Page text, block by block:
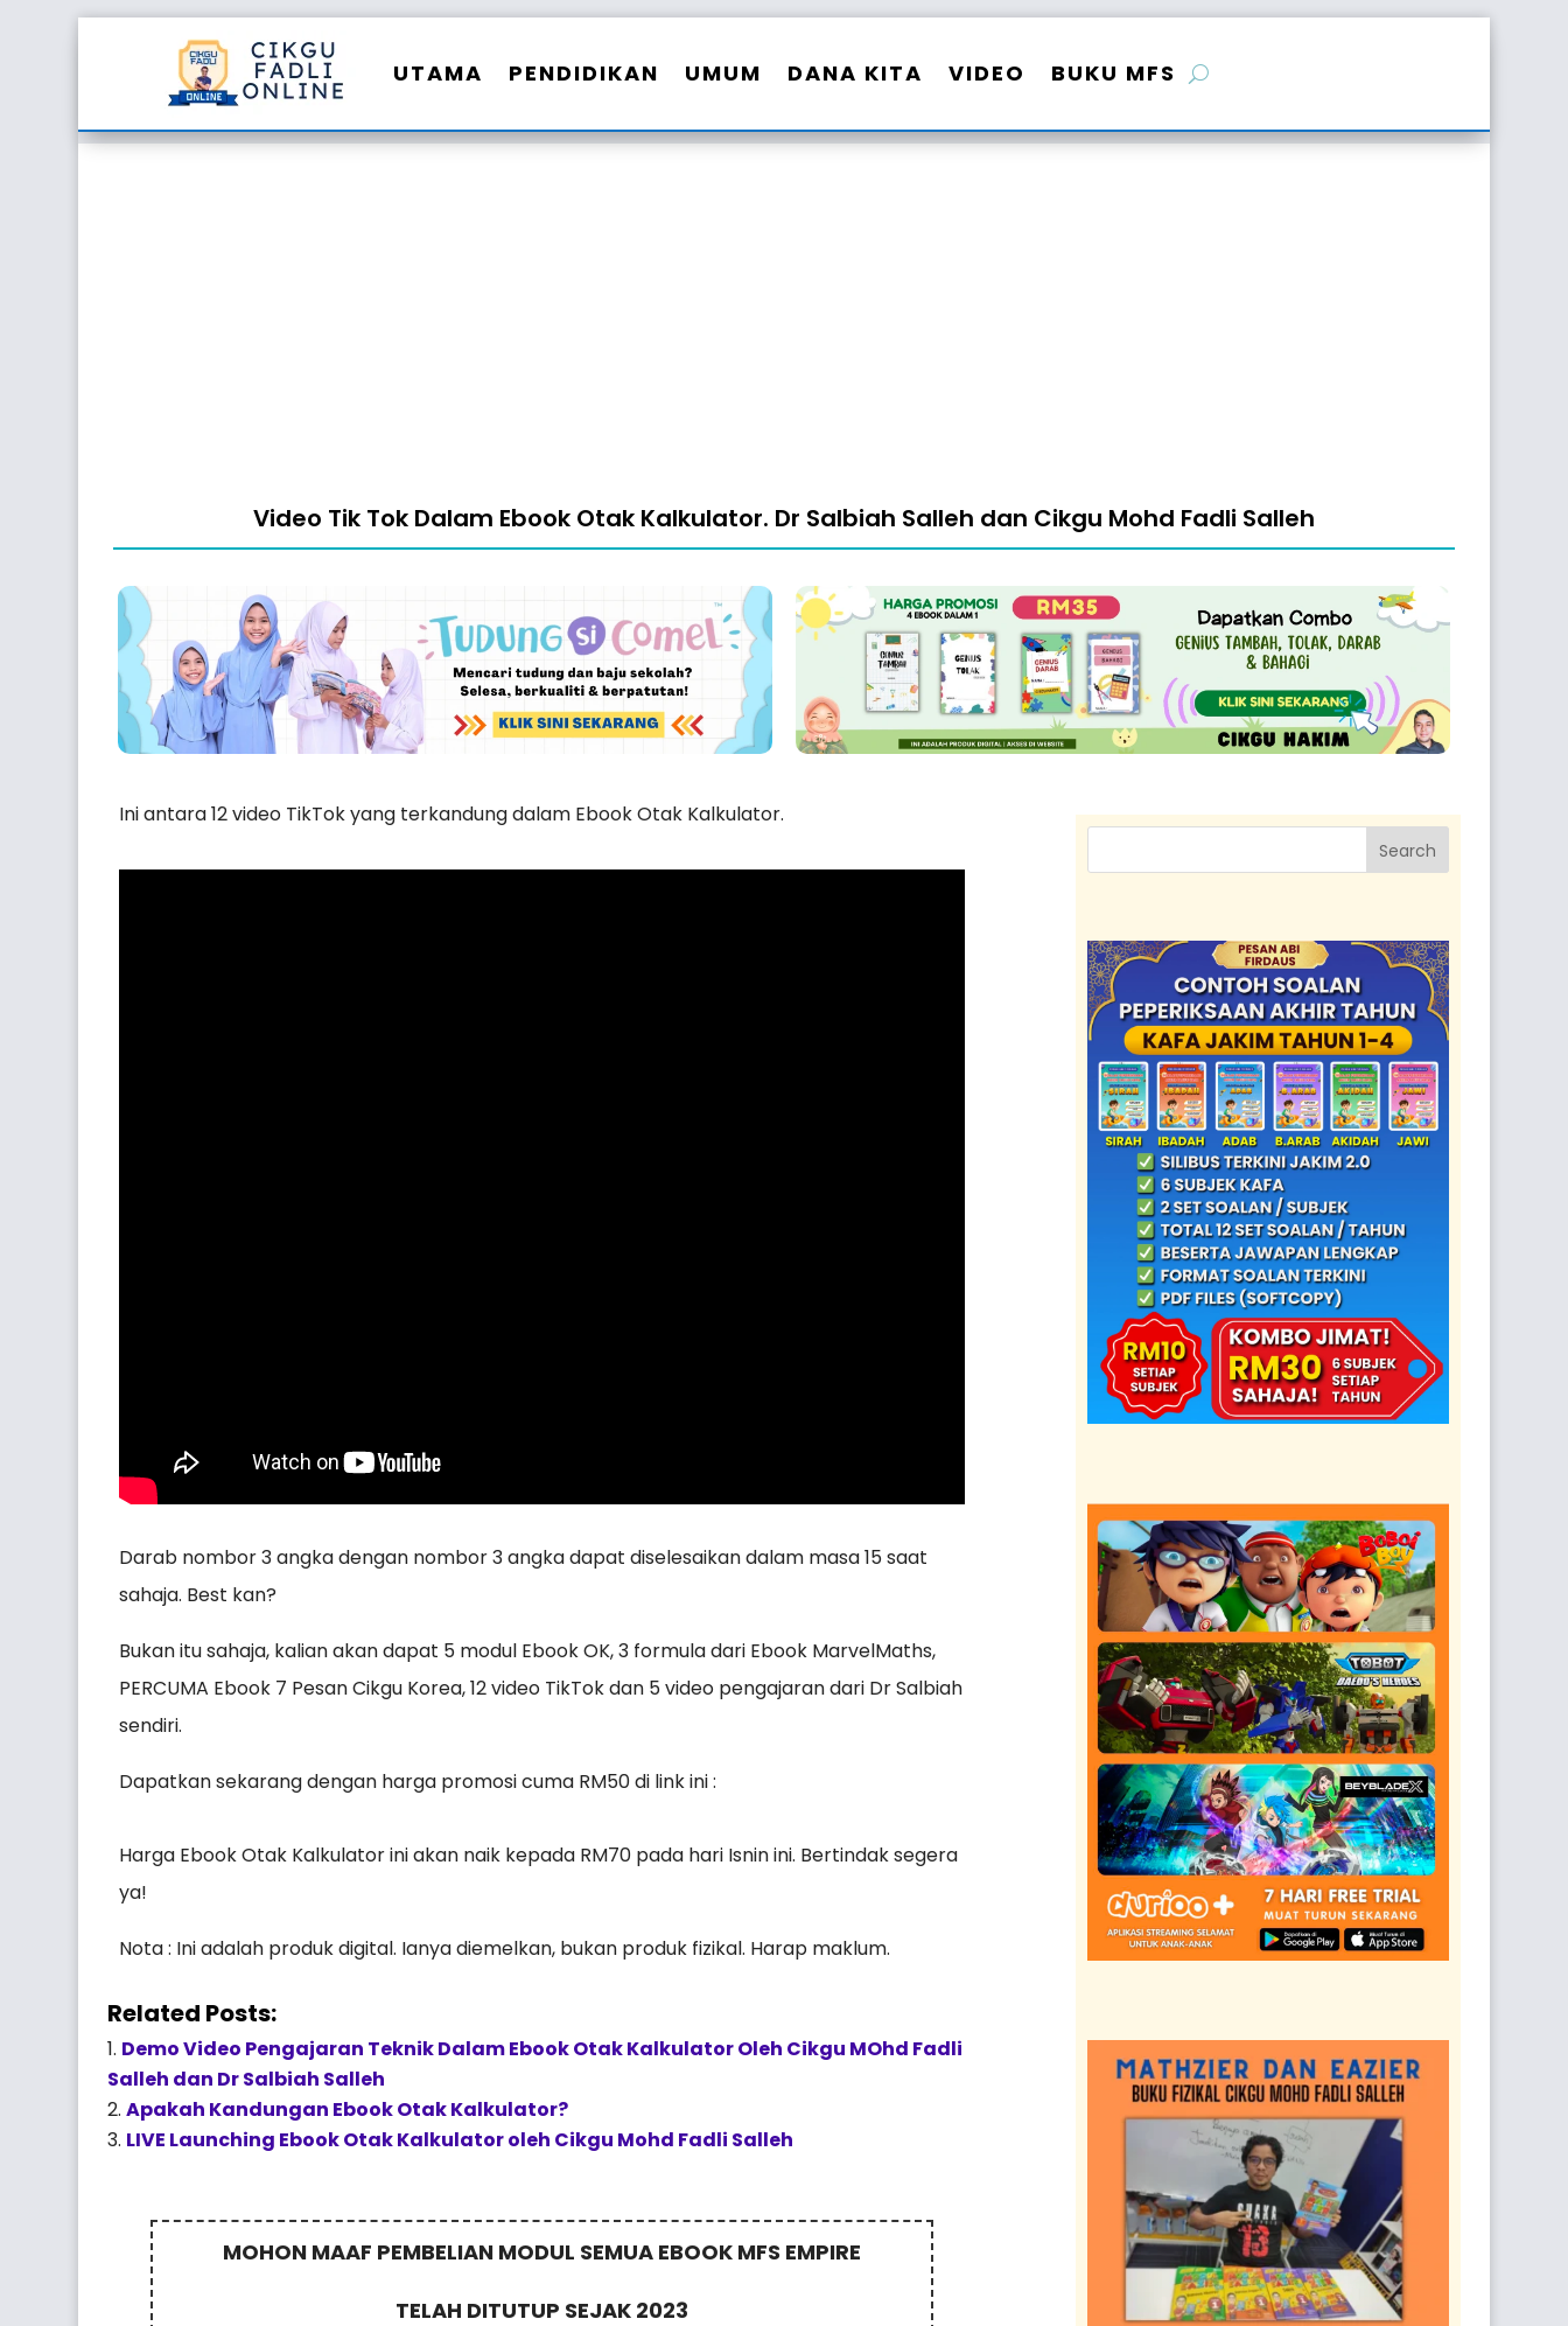
UTAMA PENDIDIKAN UMUM DANA KITA VIDEO BUKU MFS
Video Tik Tok Dalam Ebook Otak Kalkulator. Dr Salbiah Salleh dan Cikgu Mohd Fadli Salleh
Ini antara 12 video TikTok yang terkandung dalam Ebook Otak Kalkulator.
Darab nombor 3 angka dengan nombor 3 angka dapat diselesaikan dalam masa 15 saat
sahaja. Best kan?
Bukan itu sahaja, kalian akan dapat 5 modul Ebook OK, 3 formula dari Ebook MarvelMaths,
PERCUMA Ebook 7 Pesan Cikgu Korea, 12 video TikTok dan 5 video pengajaran dari Dr Salbiah
sendiri.
Dapatkan sekarang dengan harga promosi cuma RM50 di link ini :
Harga Ebook Otak Kalkulator ini akan naik kepada RM70 pada hari Isnin ini. Bertindak segera
ya!
Nota : Ini adalah produk digital. Ianya diemelkan, bukan produk fizikal. Harap maklum.
Related Posts:
Demo Video Pengajaran Teknik Dalam Ebook Otak Kalkulator Oleh Cikgu MOhd Fadli
Salleh dan Dr Salbiah Salleh
Apakah Kandungan Ebook Otak Kalkulator?
LIVE Launching Ebook Otak Kalkulator oleh Cikgu Mohd Fadli Salleh
MOHON MAAF PEMBELIAN MODUL SEMUA EBOOK MFS EMPIRE
TELAH DITUTUP SEJAK 2023